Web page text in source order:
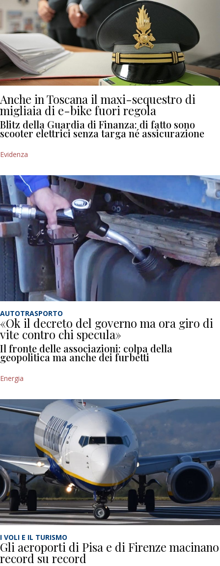
Anche in Toscana il maxi-sequestro di
migliaia di e-bike fuori regola
Blitz della Guardia di Finanza: di fatto sono
scooter elettrici senza targa né assicurazione
Evidenza
AUTOTRASPORTO
«Ok il decreto del governo ma ora giro di
vite contro chi specula»
Il fronte delle associazioni: colpa della
geopolitica ma anche dei furbetti
Energia
I VOLI E IL TURISMO
Gli aeroporti di Pisa e di Firenze macinano
record su record